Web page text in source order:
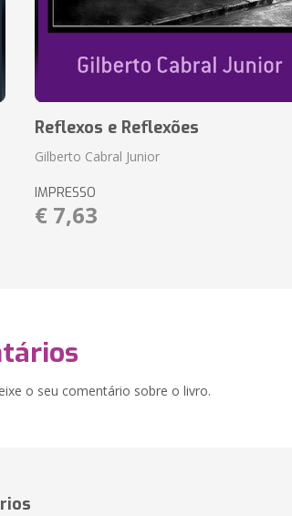
Reflexos e Reflexões
Gilberto Cabral Junior
IMPRESSO
€ 7,63
o seu comentário sobre o livro.